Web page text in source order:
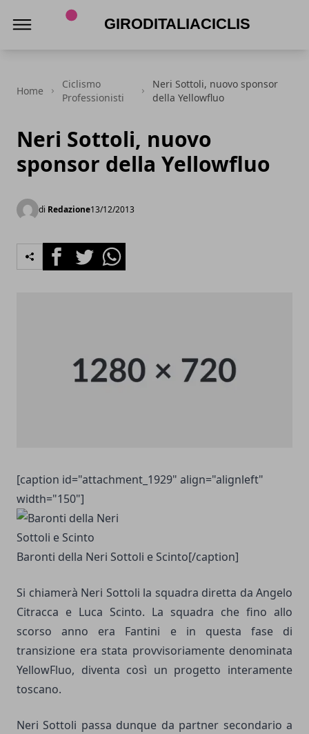
Home
Ciclismo
Professionisti
Neri Sottoli, nuovo sponsor
della Yellowfluo
Neri Sottoli, nuovo
sponsor della Yellowfluo
di Redazione13/12/2013
FacebookTwitterWhatsapp
[caption id="attachment_1929" align="alignleft"
width="150"]
Baronti della Neri Sottoli e Scinto[/caption]
Si chiamerà Neri Sottoli la squadra diretta da Angelo
Citracca e Luca Scinto. La squadra che fino allo
scorso anno era Fantini e in questa fase di
transizione era stata provvisoriamente denominata
YellowFluo, diventa così un progetto interamente
toscano.
Neri Sottoli passa dunque da partner secondario a